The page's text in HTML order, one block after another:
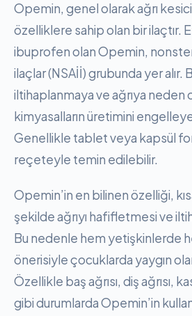
Opemin, genel olarak ağrı
özelliklere sahip olan bir ilaçtır.
ibuprofen olan Opemin,
ilaçlar (NSAİİ) grubunda yer alır.
iltihaplanmaya ve ağrıya neden
kimyasalların üretimini
Genellikle tablet veya kapsül
reçeteyle temin edilebilir.
Opemin’in en bilinen özelliği,
şekilde ağrıyı hafifletmesi ve
Bu nedenle hem yetişkinlerde
önerisiyle çocuklarda yaygın
Özellikle baş ağrısı, diş ağrısı,
gibi durumlarda Opemin’in